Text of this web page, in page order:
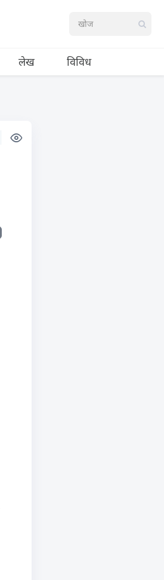
लेख विविध